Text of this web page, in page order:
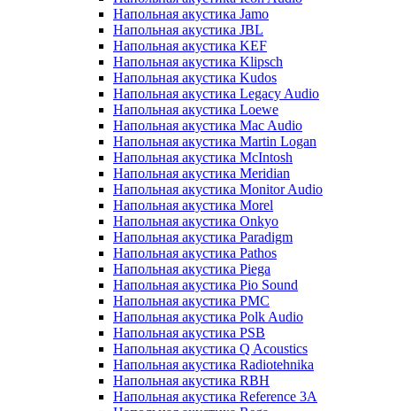
Напольная акустика Jamo
Напольная акустика JBL
Напольная акустика KEF
Напольная акустика Klipsch
Напольная акустика Kudos
Напольная акустика Legacy Audio
Напольная акустика Loewe
Напольная акустика Mac Audio
Напольная акустика Martin Logan
Напольная акустика McIntosh
Напольная акустика Meridian
Напольная акустика Monitor Audio
Напольная акустика Morel
Напольная акустика Onkyo
Напольная акустика Paradigm
Напольная акустика Pathos
Напольная акустика Piega
Напольная акустика Pio Sound
Напольная акустика PMC
Напольная акустика Polk Audio
Напольная акустика PSB
Напольная акустика Q Acoustics
Напольная акустика Radiotehnika
Напольная акустика RBH
Напольная акустика Reference 3A